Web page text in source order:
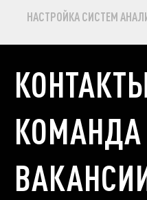
НАСТРОЙКА СИСТЕМ
КОМАНДА